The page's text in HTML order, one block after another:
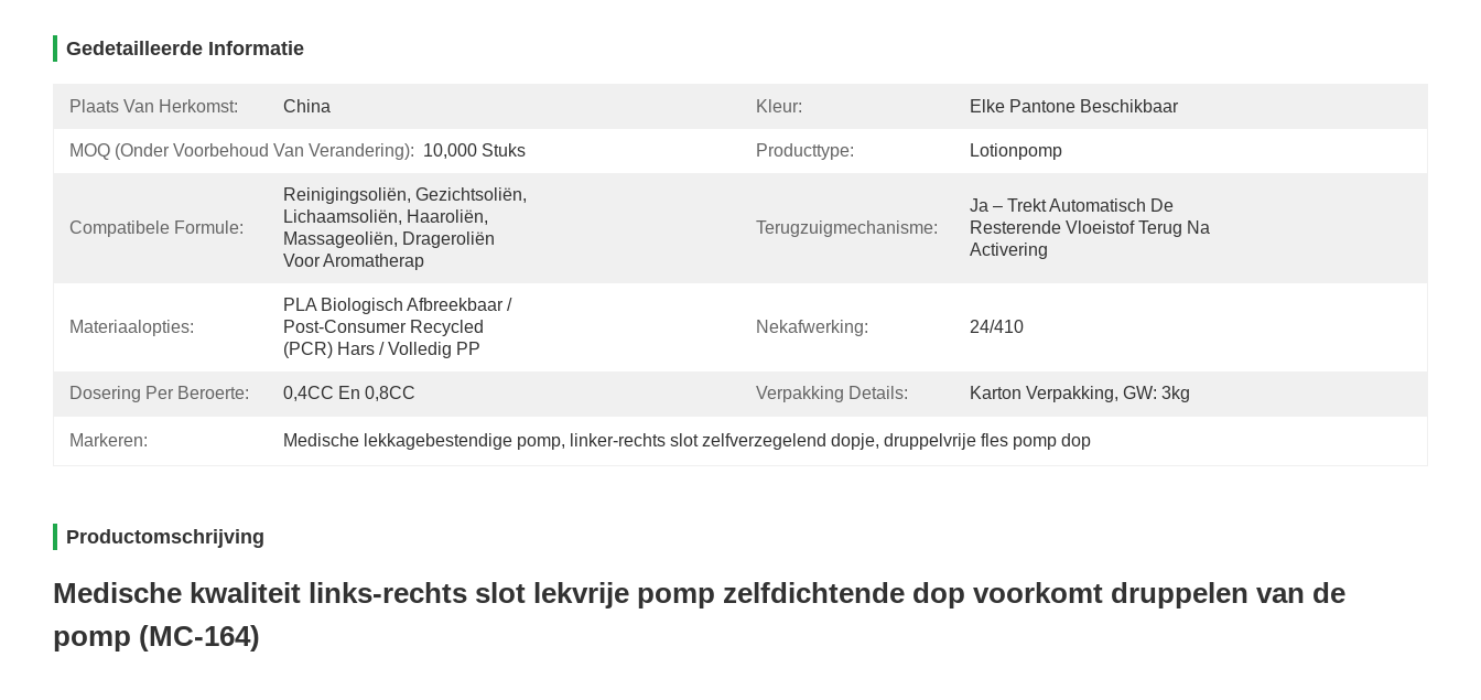
Gedetailleerde Informatie
Plaats Van Herkomst: China Kleur: Elke Pantone Beschikbaar
MOQ (onder Voorbehoud Van Verandering): 10,000 Stuks Producttype: Lotionpomp
Compatibele Formule:
Reinigingsoliën, Gezichtsoliën,
Lichaamsoliën, Haaroliën,
Massageoliën, Drageroliën
Voor Aromatherap
Terugzuigmechanisme:
Ja – Trekt Automatisch De
Resterende Vloeistof Terug Na
Activering
Materiaalopties:
PLA Biologisch Afbreekbaar /
Post-Consumer Recycled
(PCR) Hars / Volledig PP
Nekafwerking: 24/410
Dosering Per Beroerte: 0,4CC En 0,8CC Verpakking Details: Karton Verpakking, GW: 3kg
Markeren: Medische lekkagebestendige pomp, linker-rechts slot zelfverzegelend dopje, druppelvrije fles pomp dop
Productomschrijving
Medische kwaliteit links-rechts slot lekvrije pomp zelfdichtende dop voorkomt druppelen van de
pomp (MC-164)